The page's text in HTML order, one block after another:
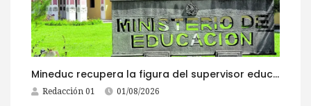
Mineduc recupera la figura del supervisor educativo con 968 plazas
Redacción 01 01/08/2026